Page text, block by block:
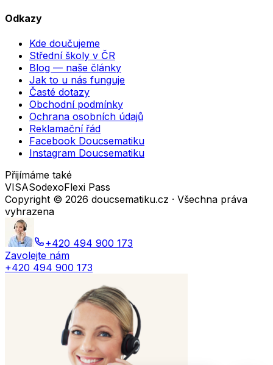
Odkazy
Kde doučujeme
Střední školy v ČR
Blog — naše články
Jak to u nás funguje
Časté dotazy
Obchodní podmínky
Ochrana osobních údajů
Reklamační řád
Facebook Doucsematiku
Instagram Doucsematiku
Přijímáme také
VISASodexoFlexi Pass
Copyright © 2026 doucsematiku.cz · Všechna práva
vyhrazena
+420 494 900 173
Zavolejte nám
+420 494 900 173